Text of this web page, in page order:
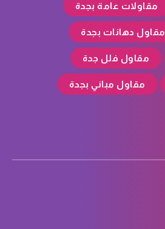
مقاولات عامة بجدة
مقاول دهانات بجدة
مقاول فلل جدة
مقاول مباني بجدة